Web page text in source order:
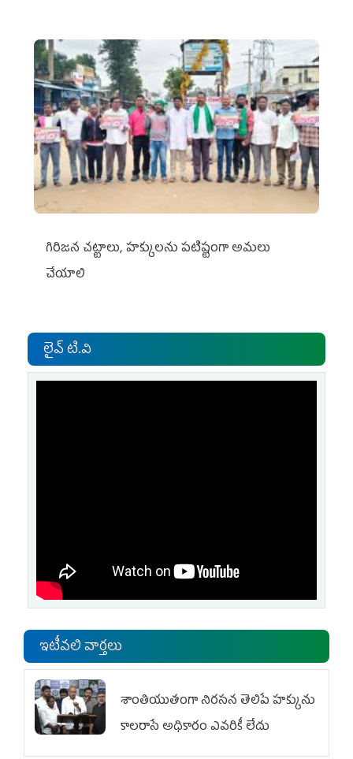
గిరిజన చట్టాలు, హక్కులను పటిష్టంగా అమలు
చేయాలి
లైవ్ టి.వి
ఇటీవలి వార్తలు
శాంతియుతంగా నిరసన తెలిపే హక్కును
కాలరాసే అధికారం ఎవరికీ లేదు